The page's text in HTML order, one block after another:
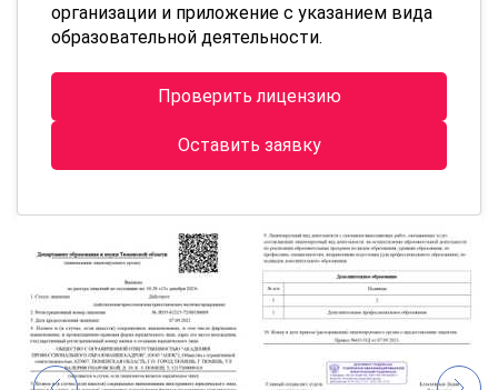
организации и приложение с указанием вида
образовательной деятельности.
Проверить лицензию
Оставить заявку